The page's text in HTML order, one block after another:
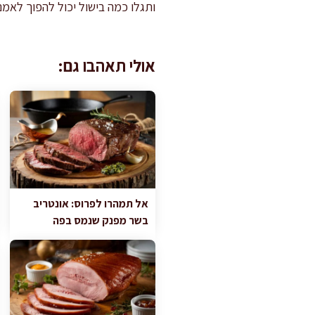
ותגלו כמה בישול יכול להפוך
אולי תאהבו גם:
אל תמהרו לפרוס: אונטריב
בשר מפנק שנמס בפה